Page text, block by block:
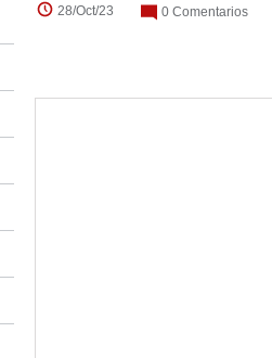
28/Oct/23 0 Comentarios